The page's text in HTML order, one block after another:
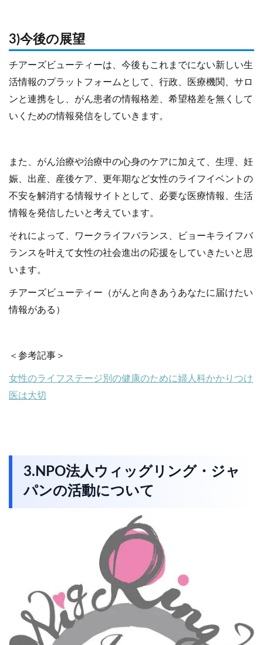
3)今後の展望
チアーズビューティーは、今後もこれまでにない新しい生
活情報のプラットフォームとして、行政、医療機関、サロ
ンと連携をし、がん患者の情報格差、希望格差を無くして
いくための情報発信をしていきます。
また、がん治療や治療中の心身のケアに加えて、生理、妊
娠、出産、産後ケア、更年期など女性のライフイベントの
不安を解消する情報サイトとして、必要な医療情報、生活
情報を発信したいと考えています。
それによって、ワークライフバランス、ビョーキライフバ
ランスを叶えて女性の社会進出の応援をしていきたいと思
います。
チアーズビューティー（がんと向きあうあなたに届けたい
情報がある）
＜参考記事＞
女性のライフステージ別の健康のために婦人科かかりつけ
医は大切
3.NPO法人ウィッグリング・ジャ
パンの活動について